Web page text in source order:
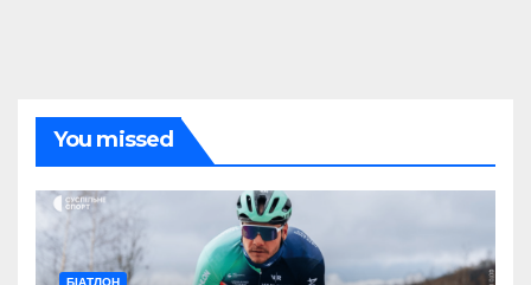
You missed
БІАТЛОН